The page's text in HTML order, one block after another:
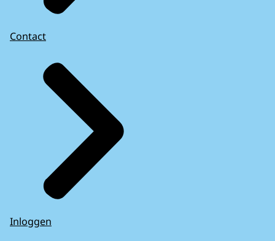
Contact
Inloggen